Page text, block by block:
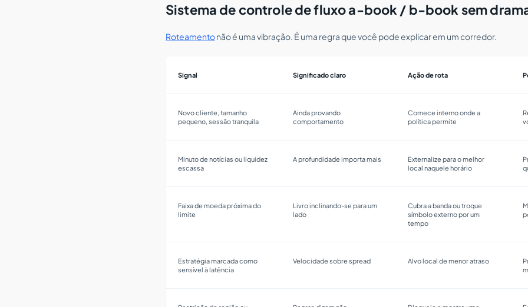
Sistema de controle de fluxo a-book / b-book sem
Roteamentonão é uma vibração. É uma regra que você pode explicar em um corredor.
Signal Significado claro Ação de rota
Novo cliente, tamanho
pequeno, sessão tranquila
Ainda provando
comportamento
Comece interno onde a
política permite
Minuto de notícias ou liquidez
escassa
A profundidade importa mais
Externalize para o melhor
local naquele horário
Faixa de moeda próxima do
limite
Livro inclinando-se para um
lado
Cubra a banda ou troque
símbolo externo por um
tempo
Estratégia marcada como
sensível à latência
Velocidade sobre spread Alvo local de menor atraso